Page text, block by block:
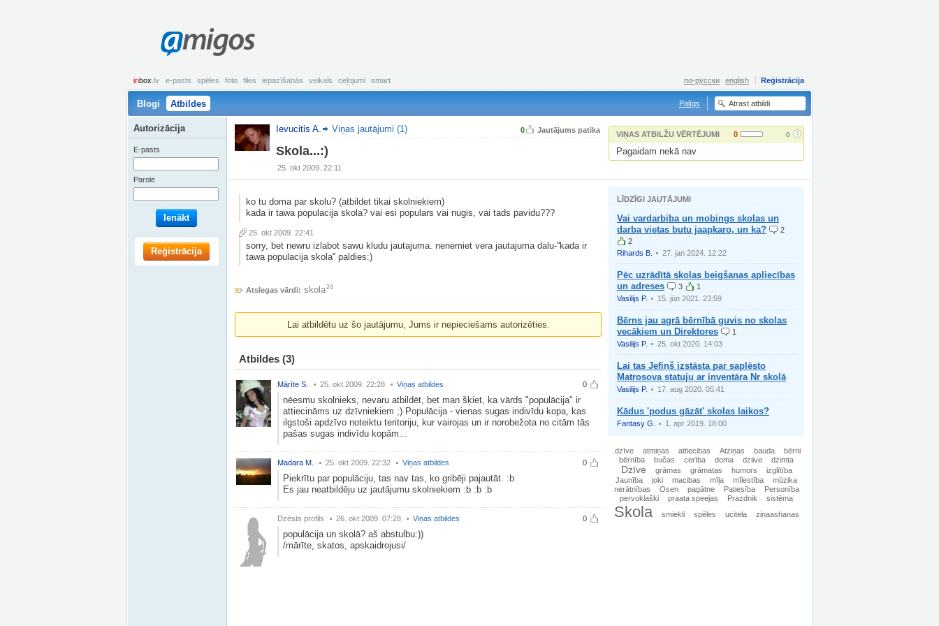
amigos
inbox .lv e-pasts spēles foto files iepazīšanās veikals ceļojumi smart Reģistrācija
по-русски english
Blogi Atbildes Palīgs
0 Jautājums patika
Ievucitis A. Viņas jautājumi (1)
Skola...:)
25. okt 2009. 22:11
VIŅAS ATBILŽU VĒRTĒJUMI 0 0 ?
Pagaidam nekā nav
ko tu doma par skolu? (atbildet tikai skolniekiem)
kada ir tawa populacija skola? vai esi populars vai nugis, vai tads pavidu???
25. okt 2009. 22:41
sorry, bet newru izlabot sawu kludu jautajuma. nenemiet vera jautajuma dalu-''kada ir
tawa populacija skola'' paldies:)
Atslegas vārdi: skola24
Lai atbildētu uz šo jautājumu, Jums ir nepieciešams autorizēties.
Atbildes (3)
0
Mārīte S. 25. okt 2009. 22:28 Viņas atbildes
nēesmu skolnieks, nevaru atbildēt, bet man šķiet, ka vārds "populācija" ir
attiecināms uz dzīvniekiem ;) Populācija - vienas sugas indivīdu kopa, kas
ilgstoši apdzīvo noteiktu teritoriju, kur vairojas un ir norobežota no citām tās
pašas sugas indivīdu kopām...
0
Madara M. 25. okt 2009. 22:32 Viņas atbildes
Piekrītu par populāciju, tas nav tas, ko gribēji pajautāt. :b
Es jau neatbildēju uz jautājumu skolniekiem :b :b :b
0
Dzēsts profils 26. okt 2009. 07:28 Viņas atbildes
populācija un skolā? aš abstulbu:))
/mārīte, skatos, apskaidrojusi/
LĪDZĪGI JAUTĀJUMI
Vai vardarbiba un mobings skolas un
darba vietas butu jaapkaro, un ka?
2
2
Rihards B.
27. jan 2024. 12:22
Pēc uzrādītā skolas beigšanas apliecības
un adreses
3
1
Vasilijs P.
15. jūn 2021. 23:59
Bērns jau agrā bērnībā guvis no skolas
vecākiem un Direktores
1
Vasilijs P.
25. okt 2020. 14:03
Lai tas Jefiņš izstāsta par saplēsto
Matrosova statuju ar inventāra Nr skolā
Vasilijs P. 17. aug 2020. 05:41
Kādus 'podus gāzāt' skolas laikos?
Fantasy G. 1. apr 2019. 18:00
.dzīve atmiņas attiecibas Atziņas bauda
bērni
bērnība
bučas cerība doma dziive dzimta
Dzīve grāmas grāmatas humors
izglītība
Jaunība
joki macibas mīļa mīlestība
mūzika
nerātnības
Osen pagātne Patiesība
Personība
pervoklaški
praata speejas Prazdnik sistēma
Skola smiekli spēles ucitela zinaashanas
Autorizācija
E-pasts
Parole
Ienākt
Reģistrācija